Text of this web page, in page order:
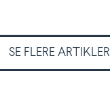
SE FLERE ARTIKLER